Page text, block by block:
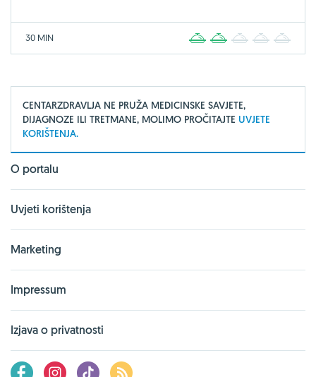
30 MIN 2 3 4
CENTARZDRAVLJA NE PRUŽA MEDICINSKE SAVJETE,
DIJAGNOZE ILI TRETMANE, MOLIMO PROČITAJTE UVJETE
KORIŠTENJA.
O portalu
Uvjeti korištenja
Marketing
Impressum
Izjava o privatnosti